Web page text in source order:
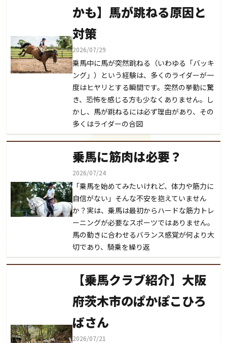
かも】馬が跳ねる原因と
対策
2026/07/29
乗馬中に馬が突然跳ねる（いわゆる「バッキ
ング」）という経験は、多くのライダーが一
度はヒヤリとする瞬間です。突然の挙動に驚
き、恐怖を感じる方も少なくありません。し
かし、馬が跳ねるには必ず理由があり、その
多くはライダーの合図
乗馬に筋肉は必要？
2026/07/24
「乗馬を始めてみたいけれど、体力や筋力に
自信がない」そんな不安を抱えていません
か？実は、乗馬は最初からハードな筋力トレ
ーニングが必要なスポーツではありません。
馬の動きに合わせるバランス感覚が何より大
切であり、騎乗を繰り返
【乗馬クラブ紹介】大阪
府茨木市のぱかぽこひろ
ばさん
2026/07/21